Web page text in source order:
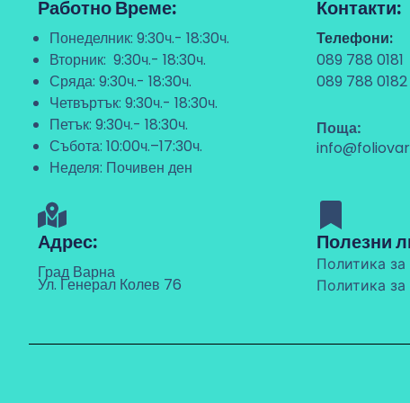
Работно Време:
Понеделник: 9:30ч.- 18:30ч.
Вторник: 9:30ч.- 18:30ч.
Сряда: 9:30ч.- 18:30ч.
Четвъртък: 9:30ч.- 18:30ч.
Петък: 9:30ч.- 18:30ч.
Събота: 10:00ч.–17:30ч.
Неделя: Почивен ден
Контакти:
Телефони:
089 788 0181
089 788 0182
Поща:
Адрес:
Град Варна
Ул. Генерал Колев 76
Полезни
Политика
Политика за